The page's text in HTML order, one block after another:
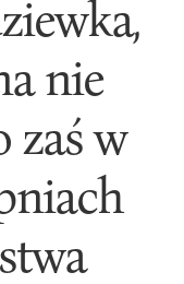
nie
zaś w